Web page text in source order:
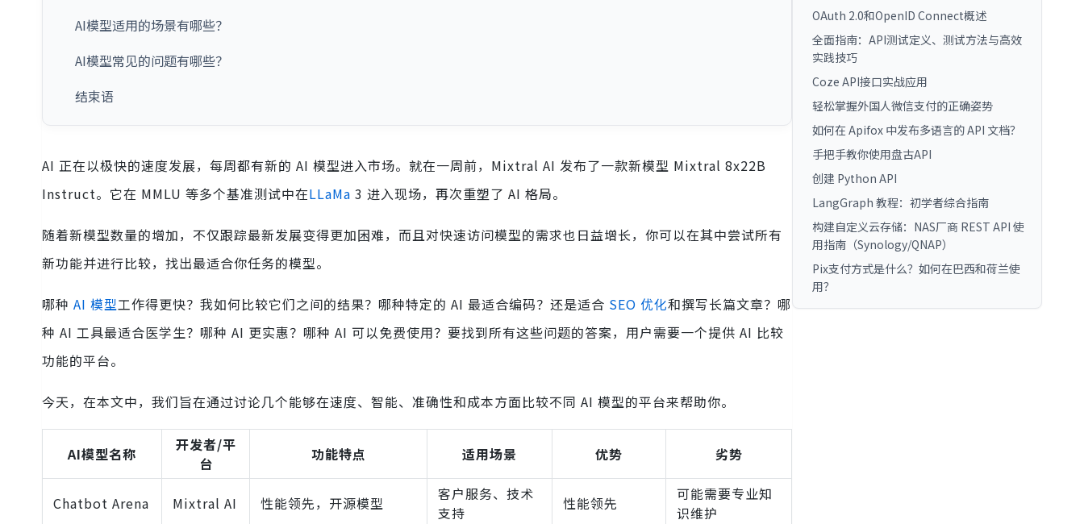
AI模型适用的场景有哪些？
AI模型常见的问题有哪些？
结束语
AI 正在以极快的速度发展，每周都有新的 AI 模型进入市场。就在一周前，Mixtral AI 发布了一款新模型 Mixtral 8x22B
Instruct。它在 MMLU 等多个基准测试中在LLaMa 3 进入现场，再次重塑了 AI 格局。
随着新模型数量的增加，不仅跟踪最新发展变得更加困难，而且对快速访问模型的需求也日益增长，你可以在其中尝试所有
新功能并进行比较，找出最适合你任务的模型。
哪种 AI 模型工作得更快？我如何比较它们之间的结果？哪种特定的 AI 最适合编码？还是适合 SEO 优化和撰写长篇文章？哪
种 AI 工具最适合医学生？哪种 AI 更实惠？哪种 AI 可以免费使用？要找到所有这些问题的答案，用户需要一个提供 AI 比较
功能的平台。
今天，在本文中，我们旨在通过讨论几个能够在速度、智能、准确性和成本方面比较不同 AI 模型的平台来帮助你。
AI模型名称
开发者/平
台
功能特点 适用场景 优势 劣势
Chatbot Arena Mixtral AI 性能领先，开源模型
客户服务、技术
支持
性能领先
可能需要专业知
识维护
OAuth 2.0和OpenID Connect概述
全面指南：API测试定义、测试方法与高效
实践技巧
Coze API接口实战应用
轻松掌握外国人微信支付的正确姿势
如何在 Apifox 中发布多语言的 API 文档？
手把手教你使用盘古API
创建 Python API
LangGraph 教程：初学者综合指南
构建自定义云存储：NAS厂商 REST API 使
用指南（Synology/QNAP）
Pix支付方式是什么？如何在巴西和荷兰使
用？